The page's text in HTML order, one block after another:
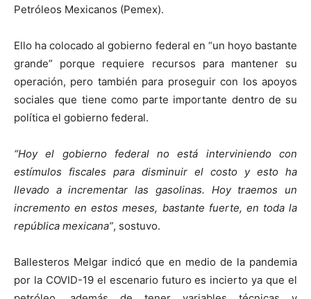
Petróleos Mexicanos (Pemex).
Ello ha colocado al gobierno federal en “un hoyo bastante
grande” porque requiere recursos para mantener su
operación, pero también para proseguir con los apoyos
sociales que tiene como parte importante dentro de su
política el gobierno federal.
“Hoy el gobierno federal no está interviniendo con
estímulos fiscales para disminuir el costo y esto ha
llevado a incrementar las gasolinas. Hoy traemos un
incremento en estos meses, bastante fuerte, en toda la
república mexicana”, sostuvo.
Ballesteros Melgar indicó que en medio de la pandemia
por la COVID-19 el escenario futuro es incierto ya que el